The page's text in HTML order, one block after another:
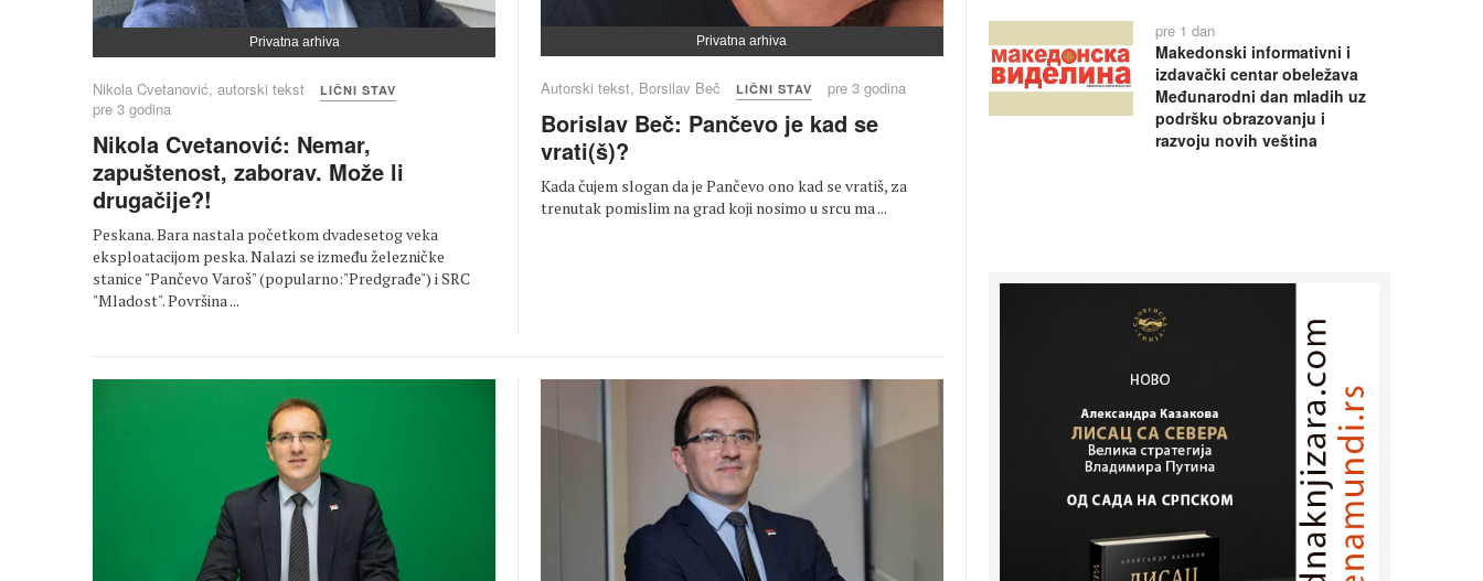
Privatna arhiva
Nikola Cvetanović, autorski tekst LIČNI STAV
pre 3 godina
Nikola Cvetanović: Nemar,
zapuštenost, zaborav. Može li
drugačije?!
Peskana. Bara nastala početkom dvadesetog veka
eksploatacijom peska. Nalazi se između železničke
stanice "Pančevo Varoš" (popularno:"Predgrađe") i SRC
"Mladost". Površina ...
Privatna arhiva
Autorski tekst, Borsilav Beč LIČNI STAV pre 3 godina
Borislav Beč: Pančevo je kad se
vrati(š)?
Kada čujem slogan da je Pančevo ono kad se vratiš, za
trenutak pomislim na grad koji nosimo u srcu ma ...
pre 1 dan
Makedonski informativni i
izdavački centar obeležava
Međunarodni dan mladih uz
podršku obrazovanju i
razvoju novih veština